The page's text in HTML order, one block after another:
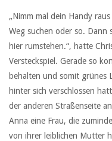
„Nimm mal dein Handy
Weg suchen oder so. Dann
hier rumstehen.“, hatte
Versteckspiel. Gerade so
behalten und somit grünes
hinter sich verschlossen
der anderen Straßenseite
Anna eine Frau, die
von ihrer leiblichen Mutter